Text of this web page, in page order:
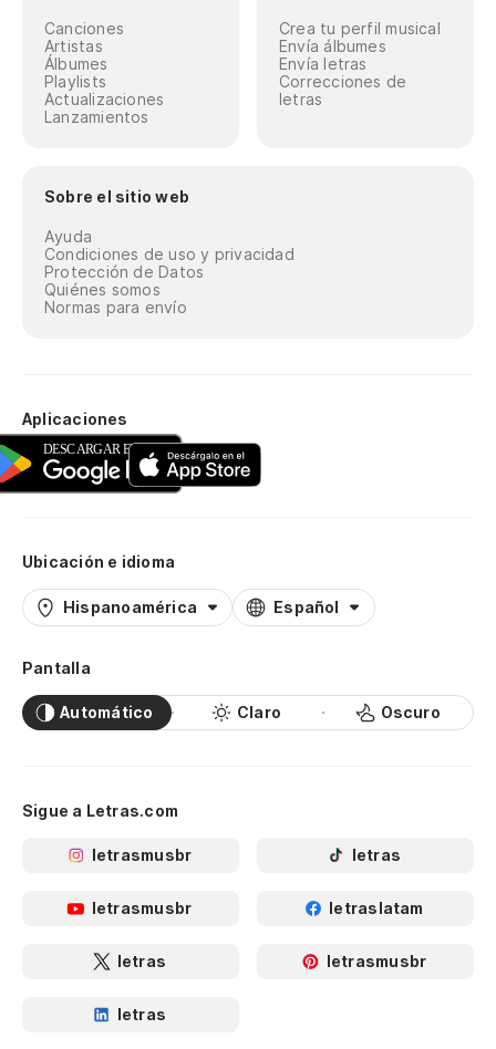
Canciones
Artistas
Álbumes
Playlists
Actualizaciones
Lanzamientos
Crea tu perfil musical
Envía álbumes
Envía letras
Correcciones de
letras
Sobre el sitio web
Ayuda
Condiciones de uso y privacidad
Protección de Datos
Quiénes somos
Normas para envío
Aplicaciones
Ubicación e idioma
Hispanoamérica Español
Pantalla
Automático Claro Oscuro
Sigue a Letras.com
letrasmusbr letras
letrasmusbr letraslatam
letras letrasmusbr
letras